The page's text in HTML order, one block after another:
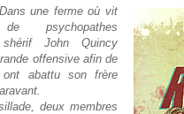
une ferme où vit
psychopathes
John Quincy
offensive afin de
abattu son frère
deux membres